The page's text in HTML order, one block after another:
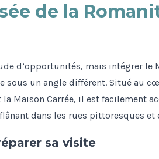
de la
d’opportunités, mais intégrer le
sous un angle différent. Situé au
Maison Carrée, il est facilement
dans les rues pittoresques
sa visite